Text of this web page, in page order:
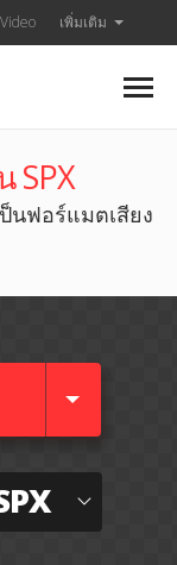
เพิ่มเติม
SPX
นฟอร์แมตเสียง